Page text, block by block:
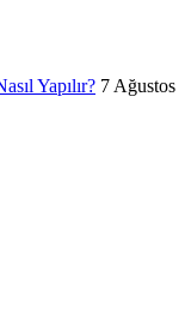
Yapılır? 7 Ağustos